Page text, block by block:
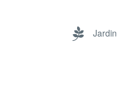
Jardin